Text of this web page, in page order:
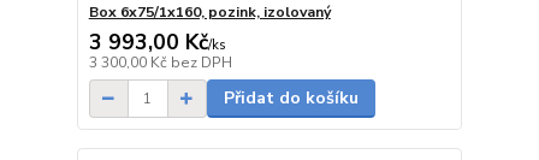
Box 6x75/1x160, pozink, izolovaný
3 993,00 Kč/ks
3 300,00 Kč bez DPH
Přidat do košíku